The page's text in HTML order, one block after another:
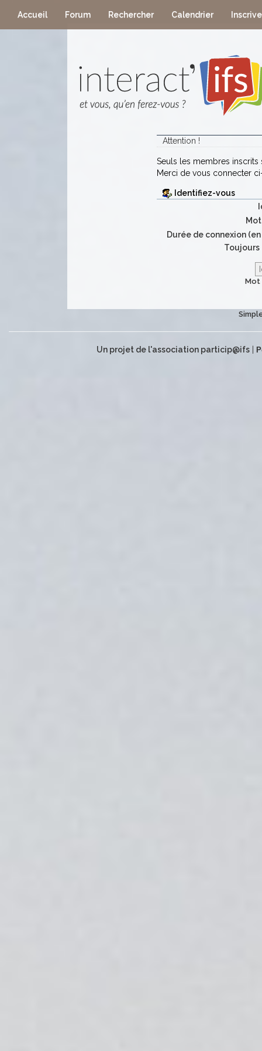
Accueil Forum Rechercher Calendrier
Attention !
Seuls les membres inscrits
Merci de vous connecter
Identifiez-vous
Durée de connexion
Mot
Un projet de l'association particip@ifs